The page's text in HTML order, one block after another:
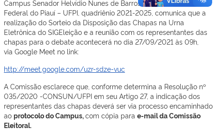
Campus Senador Helvídio Nunes de Barros da Universidade
Federal do Piauí – UFPI, quadriênio 2021-2025, comunica que a
realização do Sorteio da Disposição das Chapas na Urna
Eletrônica do SIGEleição e a reunião com os representantes das
chapas para o debate acontecerá no dia 27/09/2021 às 09h,
via Google Meet no link:
http://meet.google.com/uzr-sdze-vuc
A Comissão esclarece que, conforme determina a Resolução nº
035/2020 -CONSUN/UFPI em seu Artigo 27, a indicação dos
representantes das chapas deverá ser via processo encaminhado
ao protocolo do Campus,com cópia para e-mail da Comissão
Eleitoral.